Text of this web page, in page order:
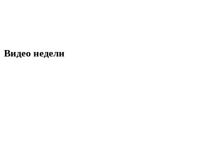
Видео недели